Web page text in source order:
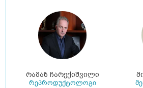
რამაზ ჩარექიშვილი
რეპროდუქტოლოგი